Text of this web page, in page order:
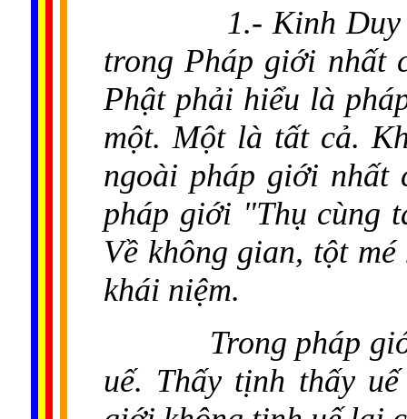
1.- Kinh
trong Pháp giới nhất
Phật phải hiểu là
một. Một là tất cả.
ngoài pháp giới nhất
pháp giới "Thụ cùng
Về không gian, tột
khái niệm.
Trong pháp
uế. Thấy tịnh thấy